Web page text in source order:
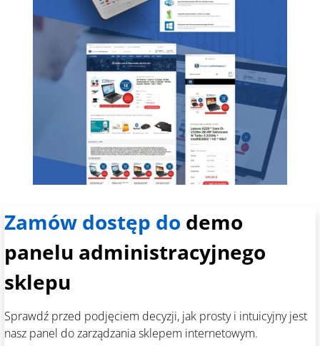
Zamów dostęp do demo
panelu administracyjnego
sklepu
Sprawdź przed podjęciem decyzji, jak prosty i intuicyjny jest
nasz panel do zarządzania sklepem internetowym.